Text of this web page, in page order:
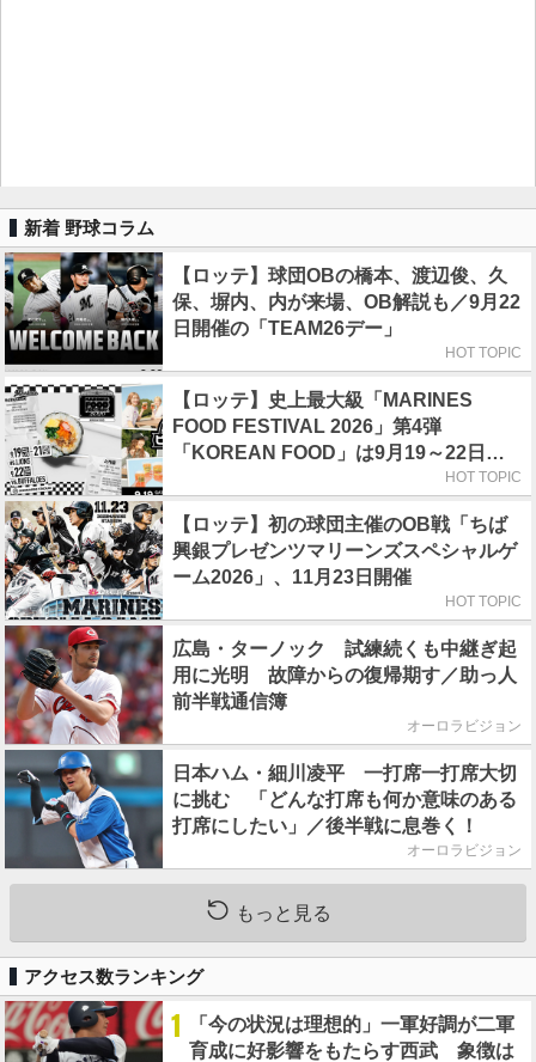
新着 野球コラム
【ロッテ】球団OBの橋本、渡辺俊、久
保、塀内、内が来場、OB解説も／9月22
日開催の「TEAM26デー」
HOT TOPIC
【ロッテ】史上最大級「MARINES
FOOD FESTIVAL 2026」第4弾
「KOREAN FOOD」は9月19～22日／
HOT TOPIC
【ロッテ】初の球団主催のOB戦「ちば
興銀プレゼンツマリーンズスペシャルゲ
ーム2026」、11月23日開催
HOT TOPIC
広島・ターノック 試練続くも中継ぎ起
用に光明 故障からの復帰期す／助っ人
前半戦通信簿
オーロラビジョン
日本ハム・細川凌平 一打席一打席大切
に挑む 「どんな打席も何か意味のある
打席にしたい」／後半戦に息巻く！
オーロラビジョン
もっと見る
アクセス数ランキング
1
「今の状況は理想的」一軍好調が二軍
育成に好影響をもたらす西武 象徴は